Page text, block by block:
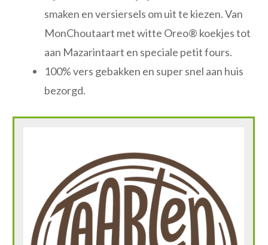
smaken en versiersels om uit te kiezen. Van
MonChoutaart met witte Oreo® koekjes tot
aan Mazarintaart en speciale petit fours.
100% vers gebakken en super snel aan huis
bezorgd.